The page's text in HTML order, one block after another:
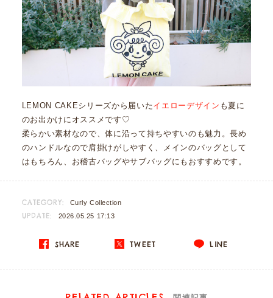
LEMON CAKEシリーズから届いたイエローデザイン も夏に
のお出かけにオススメです♡
柔らかい素材なので、体に沿って持ちやすいのも魅力。長め
のハンドルなので肩掛けがしやすく、メインのバッグとして
はもちろん、お稽古バッグやサブバッグにもおすすめです。
CATEGORY: Curly Collection
UPDATE: 2026.05.25 17:13
SHARE TWEET LINE